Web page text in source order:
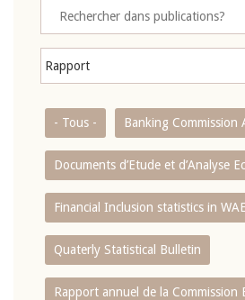
- Tous - Banking Commission
Documents d’Etude et d’Analyse
Financial Inclusion statistics in
Quaterly Statistical Bulletin
Rapport annuel de la Commission